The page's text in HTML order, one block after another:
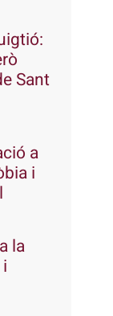
Sant
a
i
la